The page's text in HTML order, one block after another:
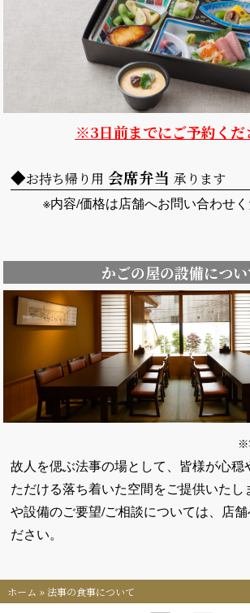
※3日前までにご予約くだ
◆お持ち帰り用 会席弁当 承ります
※内容/価格は店舗へお問い合わせく
かごの屋の設備につ
※
故人を偲ぶ法事の場として、皆様が心穏
ただける落ち着いた空間をご提供いたし
や設備のご要望/ご相談については、店舗
ださい。
ホーム » 法事の食事について